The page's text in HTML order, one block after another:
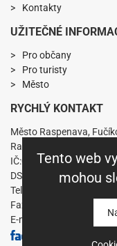
Tento web
mohou
Kontakty
UŽITEČNÉ
Pro občany
Pro turisty
Město
RYCHLÝ KONTAKT
Město Raspenava,
Raspenava
IČ:00263141
DS: nkabbs6
Telefon: +420 482 360
Fax: +420 482 319 229
E-mail: